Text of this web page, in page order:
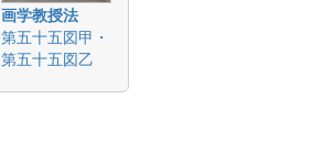
画学教授法
第五十五図甲・
第五十五図乙